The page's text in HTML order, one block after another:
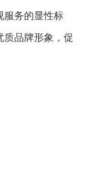
服务的显性标
质品牌形象，促